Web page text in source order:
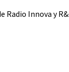
Radio Innova y